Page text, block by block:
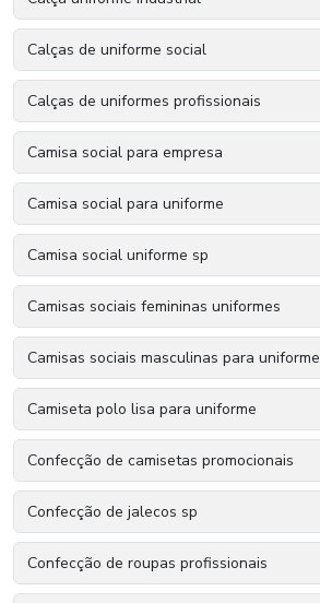
Calças de uniforme social
Calças de uniformes profissionais
Camisa social para empresa
Camisa social para uniforme
Camisa social uniforme sp
Camisas sociais femininas uniformes
Camisas sociais masculinas para uniforme
Camiseta polo lisa para uniforme
Confecção de camisetas promocionais
Confecção de jalecos sp
Confecção de roupas profissionais